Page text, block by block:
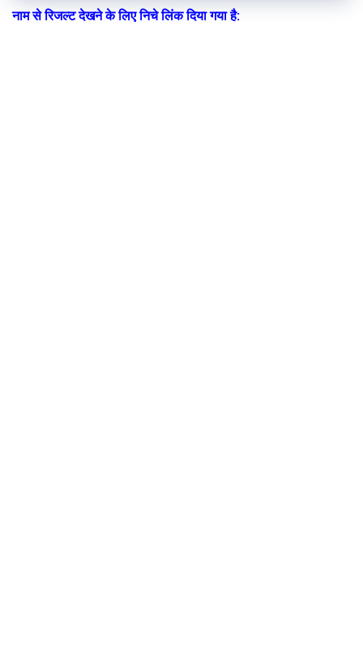
नाम से रिजल्ट देखने के लिए निचे लिंक दिया गया है: